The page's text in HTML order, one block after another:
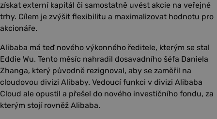
získat externí kapitál či samostatně uvést akcie na veřejné
trhy. Cílem je zvýšit flexibilitu a maximalizovat hodnotu pro
akcionáře.
Alibaba má teď nového výkonného ředitele, kterým se stal
Eddie Wu. Tento měsíc nahradil dosavadního šéfa Daniela
Zhanga, který původně rezignoval, aby se zaměřil na
cloudovou divizi Alibaby. Vedoucí funkci v divizi Alibaba
Cloud ale opustil a přešel do nového investičního fondu, za
kterým stojí rovněž Alibaba.